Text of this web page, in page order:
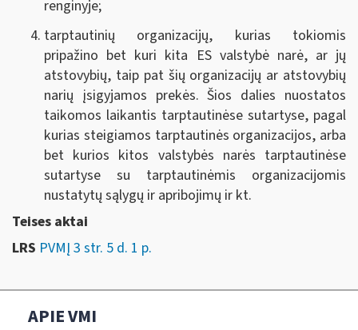
renginyje;
tarptautinių organizacijų, kurias tokiomis
pripažino bet kuri kita ES valstybė narė, ar jų
atstovybių, taip pat šių organizacijų ar atstovybių
narių įsigyjamos prekės. Šios dalies nuostatos
taikomos laikantis tarptautinėse sutartyse, pagal
kurias steigiamos tarptautinės organizacijos, arba
bet kurios kitos valstybės narės tarptautinėse
sutartyse su tarptautinėmis organizacijomis
nustatytų sąlygų ir apribojimų ir kt.
Teises aktai
LRS PVMĮ 3 str. 5 d. 1 p.
APIE VMI